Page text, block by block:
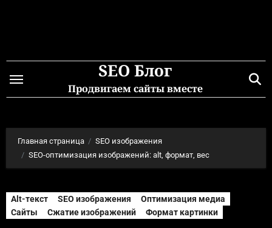
SEO Блог
Продвигаем сайты вместе
Главная страница
SEO изображения
SEO-оптимизация изображений: alt, формат, вес
Alt-текст SEO изображения
Оптимизация медиа
Сайты
Сжатие изображений Формат картинки